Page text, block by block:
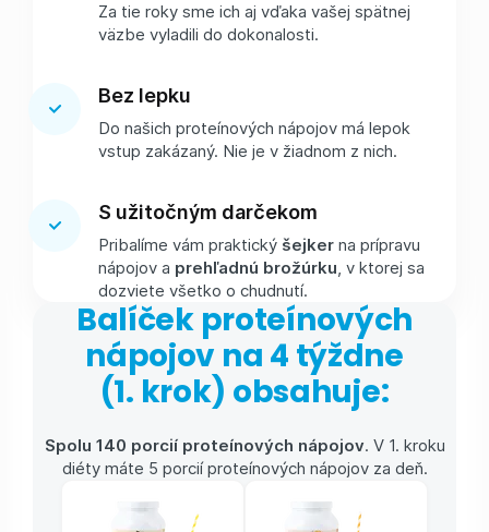
Za tie roky sme ich aj vďaka vašej spätnej
väzbe vyladili do dokonalosti.
Bez lepku
Do našich proteínových nápojov má lepok
vstup zakázaný. Nie je v žiadnom z nich.
S užitočným darčekom
Pribalíme vám praktický šejker na prípravu
nápojov a prehľadnú brožúrku , v ktorej sa
dozviete všetko o chudnutí.
Balíček proteínových
nápojov na 4 týždne
(1. krok) obsahuje:
Spolu 140 porcií proteínových nápojov. V 1. kroku
diéty máte 5 porcií proteínových nápojov za deň.